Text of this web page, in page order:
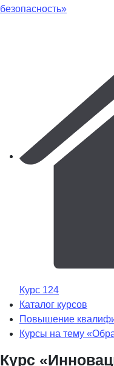
безопасность»
Курс 124
Каталог курсов
Повышение
Курсы на тему
Курс